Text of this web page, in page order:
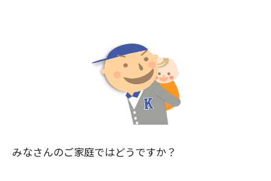
みなさんのご家庭ではどうですか？